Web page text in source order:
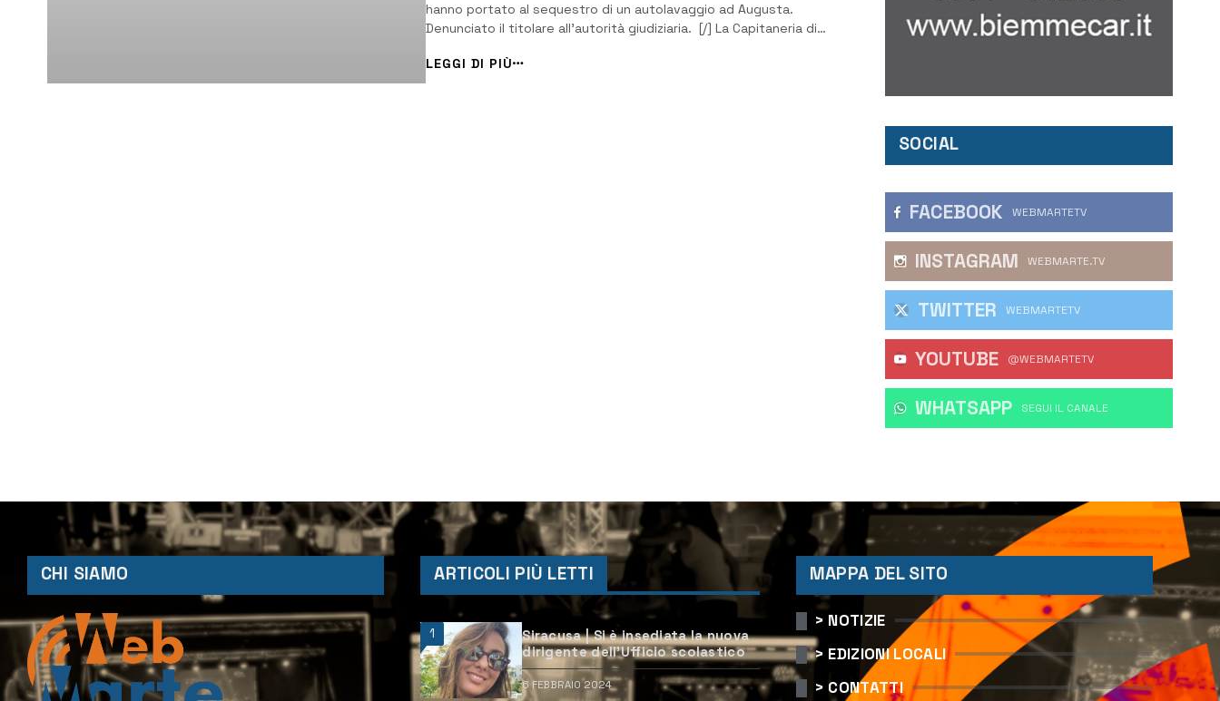
hanno portato al sequestro di un autolavaggio ad Augusta.
Denunciato il titolare all’autorità giudiziaria. [/] La Capitaneria di
insieme con l’ufficio tecnico comunale e al servizio Igiene, di
August...
LEGGI DI PIÙ
SOCIAL
FACEBOOK WEBMARTETV
INSTAGRAM WEBMARTE.TV
TWITTER WEBMARTETV
YOUTUBE @WEBMARTETV
WHATSAPP ‎SEGUI IL CANALE
CHI SIAMO ARTICOLI PIÙ LETTI
1
Siracusa | Si è insediata la nuova
dirigente dell’Ufficio scolastico
6 FEBBRAIO 2024
MAPPA DEL SITO
> NOTIZIE
> EDIZIONI LOCALI
> CONTATTI